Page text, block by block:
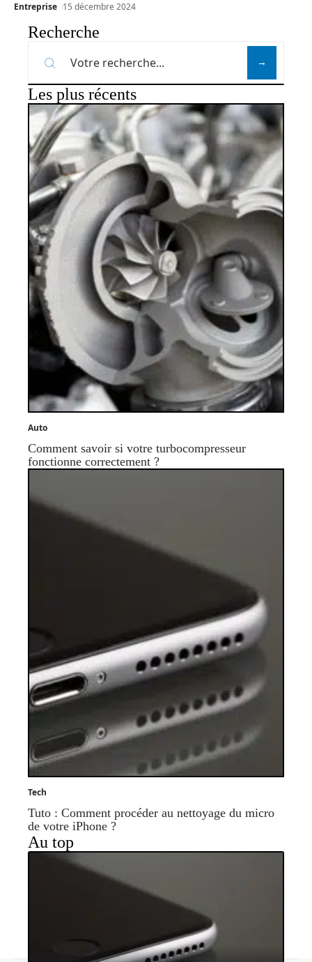
Entreprise 15 décembre 2024
Recherche
Les plus récents
Auto
Comment savoir si votre turbocompresseur
fonctionne correctement ?
Tech
Tuto : Comment procéder au nettoyage du micro
de votre iPhone ?
Au top